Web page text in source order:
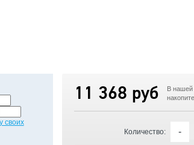
своих
11 368 руб
В нашей
Количество: -